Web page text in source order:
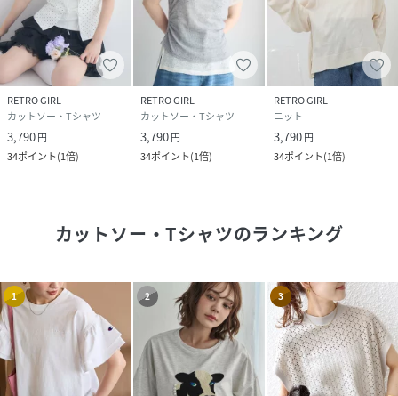
RETRO GIRL
カットソー・Tシャツ
3,790円
34ポイント(1倍)
RETRO GIRL
カットソー・Tシャツ
3,790円
34ポイント(1倍)
RETRO GIRL
ニット
3,790円
34ポイント(1倍)
カットソー・Tシャツのランキング
1 2 3